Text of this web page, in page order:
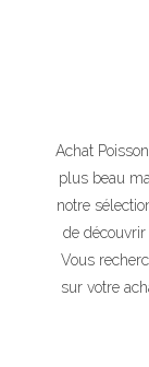
Achat
plus beau
notre
de découvrir
Vous
sur votre